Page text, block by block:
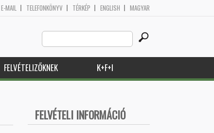
E-MAIL TELEFONKÖNYV TÉRKÉP ENGLISH MAGYAR
Search
this
site
FELVÉTELIZŐKNEK K+F+I
FELVÉTELI INFORMÁCIÓ